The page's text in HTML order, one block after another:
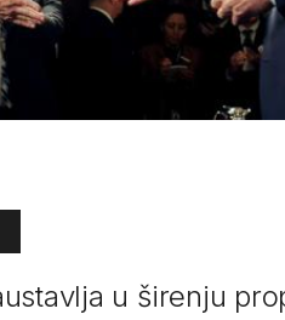
u širenju